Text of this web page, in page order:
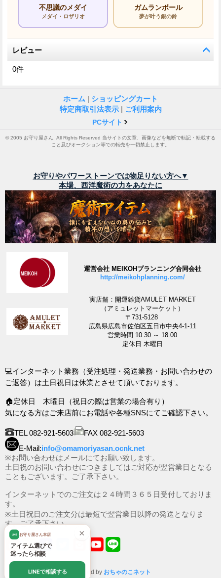
不思議のメダイ
メダイ・ロザリオ
ガムランボール
夢が叶う銀の鈴
レビュー
0件
ホーム | ショッピングカート
特定商取引法表示 | ご利用案内
PCサイト
© 2005 お守り屋さん. All Rights Reserved 当サイトの文章、画像などを無断で転記・転載する
こと及びオークション等での転売を一切禁止します。
お守りやパワーストーンでは物足りない方へ▼
本場、西洋魔術の力をあなたに
運営会社 MEIKOHプランニング合同会社
http://meikohplanning.com/
実店舗：開運雑貨AMULET MARKET
（アミュレットマーケット）
〒731-5128
広島県広島市佐伯区五日市中央4-1-11
営業時間 10:30 ～ 18:00
定休日 木曜日
💻インターネット業務（受注処理・発送業務・お問い合わせの
ご返答）は土日祝日は休業とさせて頂いております。
🏠定休日 木曜日（祝日の際は営業の場合有り）
気になる方はご来店前にお電話や各種SNSにてご確認下さい。
TEL 082-921-5603
FAX 082-921-5603
E-Mail:info@omamoriyasan.ocnk.net
※お問い合わせはメールにてお願い致します。
土日祝のお問い合わせにつきましてはご対応が翌営業日となる
こともございます。ご了承下さい。
インターネットでのご注文は２４時間３６５日受付しておりま
す。
※土日祝日のご注文分は最短で翌営業日以降の発送となりま
す。ご了承下さい。
Powered by おちゃのこネット
×
LINE お守り屋さん本店
アイテム選びで
迷ったら相談
LINEで相談する